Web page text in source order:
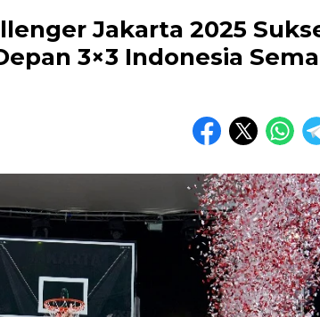
Jakarta 2025
3×3 Indonesia